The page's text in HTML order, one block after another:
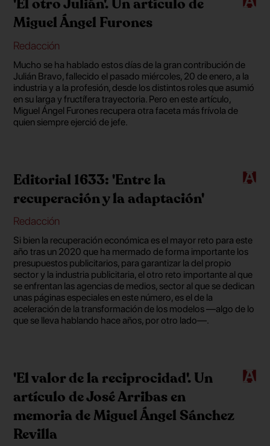
'El otro Julián'. Un artículo de
Miguel Ángel Furones
Redacción
Mucho se ha hablado estos días de la gran contribución de
Julián Bravo, fallecido el pasado miércoles, 20 de enero, a la
industria y a la profesión, desde los distintos roles que asumió
en su larga y fructífera trayectoria. Pero en este artículo,
Miguel Ángel Furones recupera otra faceta más frívola de
quien siempre ejerció de jefe.
Editorial 1633: 'Entre la
recuperación y la adaptación'
Redacción
Si bien la recuperación económica es el mayor reto para este
año tras un 2020 que ha mermado de forma importante los
presupuestos publicitarios, para garantizar la del propio
sector y la industria publicitaria, el otro reto importante al que
se enfrentan las agencias de medios, sector al que se dedican
unas páginas especiales en este número, es el de la
aceleración de la transformación de los modelos —algo de lo
que se lleva hablando hace años, por otro lado—.
'El valor de la reciprocidad'. Un
artículo de José Arribas en
memoria de Miguel Ángel Sánchez
Revilla